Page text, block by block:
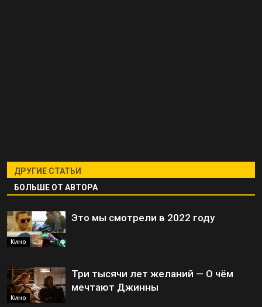
ДРУГИЕ СТАТЬИ
БОЛЬШЕ ОТ АВТОРА
Кино
Это мы смотрели в 2022 году
Кино
Три тысячи лет желаний — О чём
мечтают Джинны